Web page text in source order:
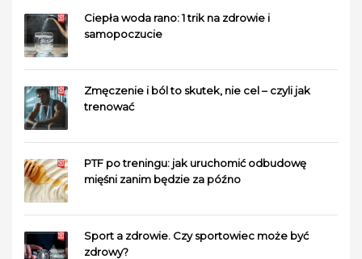
Ciepła woda rano: 1 trik na zdrowie i
samopoczucie
Zmęczenie i ból to skutek, nie cel – czyli jak
trenować
PTF po treningu: jak uruchomić odbudowę
mięśni zanim będzie za późno
Sport a zdrowie. Czy sportowiec może być
zdrowy?